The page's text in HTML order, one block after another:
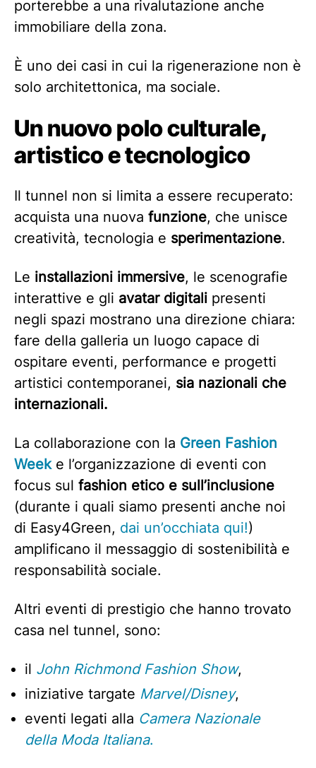
porterebbe a una rivalutazione anche
immobiliare della zona.
È uno dei casi in cui la rigenerazione non è
solo architettonica, ma sociale.
Un nuovo polo culturale,
artistico e tecnologico
Il tunnel non si limita a essere recuperato:
acquista una nuova funzione, che unisce
creatività, tecnologia e sperimentazione.
Le installazioni immersive, le scenografie
interattive e gli avatar digitali presenti
negli spazi mostrano una direzione chiara:
fare della galleria un luogo capace di
ospitare eventi, performance e progetti
artistici contemporanei, sia nazionali che
internazionali.
La collaborazione con la Green Fashion
Weeke l’organizzazione di eventi con
focus sul fashion etico e sull’inclusione
(durante i quali siamo presenti anche noi
di Easy4Green, dai un’occhiata qui!)
amplificano il messaggio di sostenibilità e
responsabilità sociale.
Altri eventi di prestigio che hanno trovato
casa nel tunnel, sono:
il John Richmond Fashion Show,
iniziative targate Marvel/Disney,
eventi legati alla Camera Nazionale
della Moda Italiana.